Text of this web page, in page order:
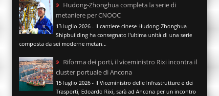
Hudong-Zhonghua completa la serie di
metaniere per CNOOC
13 luglio 2026 - Il cantiere cinese Hudong-Zhonghua
Shipbuilding ha consegnato l'ultima unità di una serie
composta da sei moderne metan...
Riforma dei porti, il viceministro Rixi incontra il
cluster portuale di Ancona
15 luglio 2026 - Il Viceministro delle Infrastrutture e dei
Trasporti, Edoardo Rixi, sarà ad Ancona per un incontro